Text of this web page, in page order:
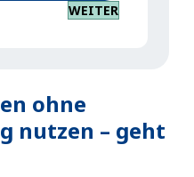
WEITER
ohne
nutzen – geht